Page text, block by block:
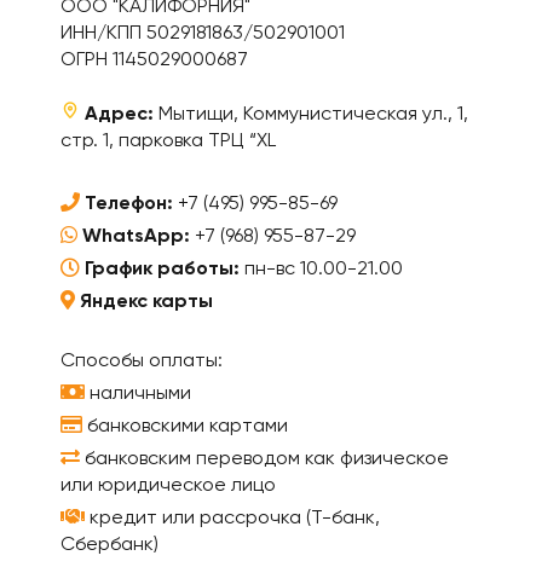
ООО "КАЛИФОРНИЯ"
ИНН/КПП 5029181863/502901001
ОГРН 1145029000687
Адрес: Мытищи, Коммунистическая ул., 1,
стр. 1, парковка ТРЦ “XL
Телефон: +7 (495) 995-85-69
WhatsApp: +7 (968) 955-87-29
График работы: пн-вс 10.00-21.00
Яндекс карты
Способы оплаты:
наличными
банковскими картами
банковским переводом как физическое
или юридическое лицо
кредит или рассрочка (Т-банк,
Сбербанк)